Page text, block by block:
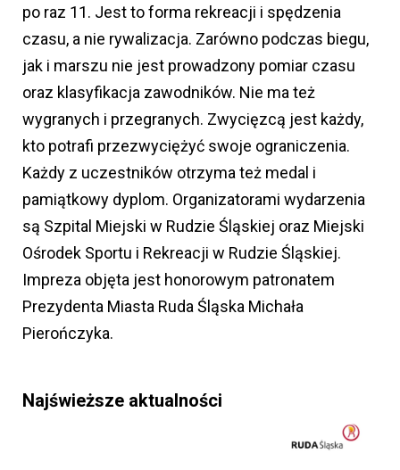
po raz 11. Jest to forma rekreacji i spędzenia
czasu, a nie rywalizacja. Zarówno podczas biegu,
jak i marszu nie jest prowadzony pomiar czasu
oraz klasyfikacja zawodników. Nie ma też
wygranych i przegranych. Zwycięzcą jest każdy,
kto potrafi przezwyciężyć swoje ograniczenia.
Każdy z uczestników otrzyma też medal i
pamiątkowy dyplom. Organizatorami wydarzenia
są Szpital Miejski w Rudzie Śląskiej oraz Miejski
Ośrodek Sportu i Rekreacji w Rudzie Śląskiej.
Impreza objęta jest honorowym patronatem
Prezydenta Miasta Ruda Śląska Michała
Pierończyka.
Najświeższe aktualności